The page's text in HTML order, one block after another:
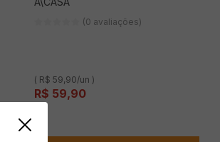
(0 avaliações)
( R$ 59,90/un )
R$ 59,90